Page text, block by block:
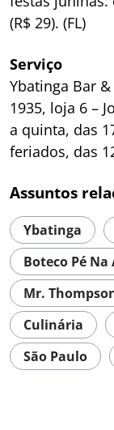
(R$ 29). (FL)
Serviço
Ybatinga Bar
1935, loja 6 –
a quinta, das
feriados, das
Assuntos
Ybatinga
Boteco Pé Na
Mr.
Culinária
São Paulo